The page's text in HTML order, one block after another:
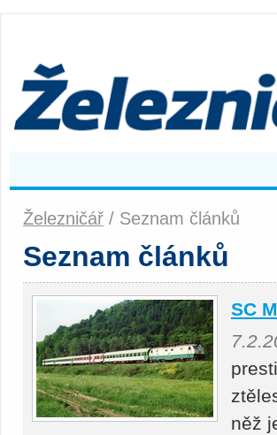
Železničář / Seznam článků
Seznam článků
SC
něž